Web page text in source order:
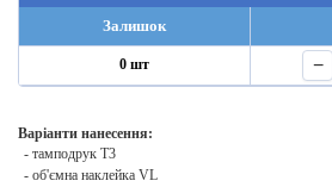
Залишок
0 шт −
Варіанти нанесення:
- тамподрук T3
- об'ємна наклейка VL